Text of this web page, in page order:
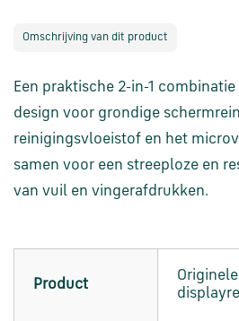
Handige
Bestellen
en
betalen
Levering
Retourinformatie
Omschrijving van dit product
Een praktische 2-in-1
design voor grondige
reinigingsvloeistof en het
samen voor een streeploze en
van vuil en vingerafdrukken.
Product